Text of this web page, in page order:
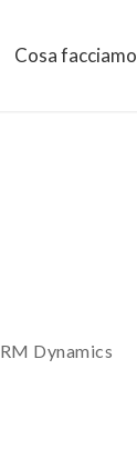
Cosa facciamo
Dynamics